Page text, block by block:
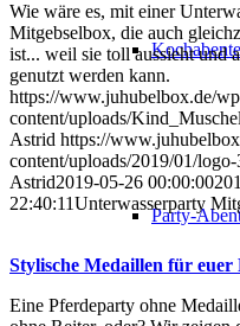
Party-
Wie wäre es, mit einer
Mitgebselbox, die auch
ist... weil sie toll aussieht und
genutzt werden kann.
https://www.juhubelbox.de/
content/uploads/
Astrid https://
content/uploads/2019/01/
Astrid2019-05-26 00:00:00
22:40:11Unterwasserparty
Stylische Medaillen für
Eine Pferdeparty ohne